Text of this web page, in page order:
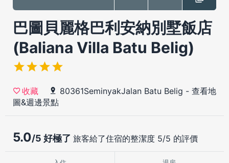
巴圖貝麗格巴利安納別墅飯店
(Baliana Villa Batu Belig)
收藏 80361SeminyakJalan Batu Belig - 查看地
圖&週邊景點
5.0/5 好極了 旅客給了住宿的整潔度 5/5 的評價